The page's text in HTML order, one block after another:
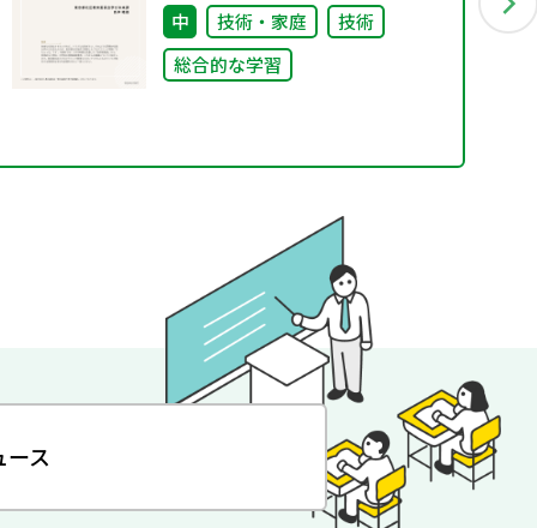
望 03 中学校における授業
実践事例
中 技術・家庭
技術
総合的な学習
ース